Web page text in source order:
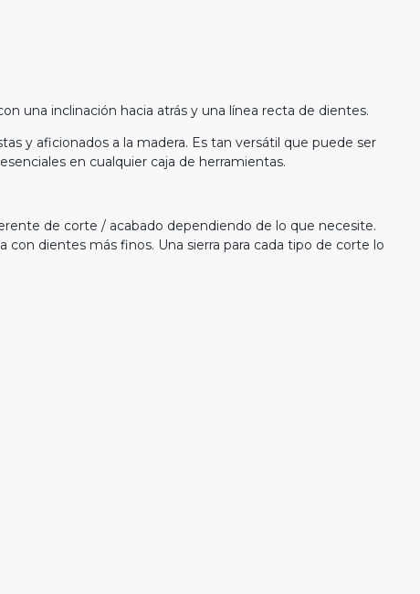
una inclinación hacia atrás y una línea recta de dientes.
y aficionados a la madera. Es tan versátil que puede ser
en cualquier caja de herramientas.
de corte / acabado dependiendo de lo que necesite.
con dientes más finos. Una sierra para cada tipo de corte lo